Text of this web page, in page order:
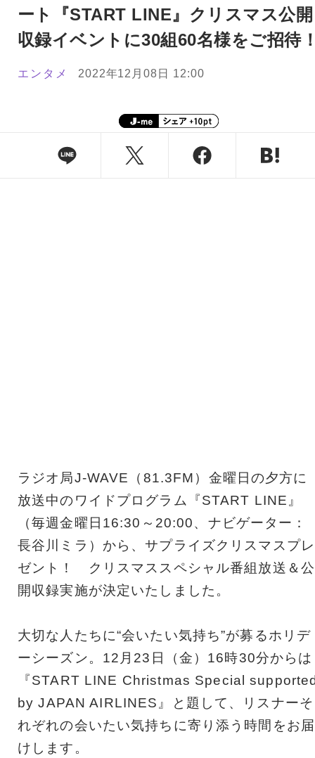
ート『START LINE』クリスマス公開
収録イベントに30組60名様をご招待
エンタメ 2022年12月08日 12:00
ラジオ局J-WAVE（81.3FM）金曜日の夕方に
放送中のワイドプログラム『START LINE』
（毎週金曜日16:30～20:00、ナビゲーター：
長谷川ミラ）から、サプライズクリスマスプレ
ゼント！ クリスマススペシャル番組放送＆公
開収録実施が決定いたしました。
大切な人たちに“会いたい気持ち”が募るホリデ
ーシーズン。12月23日（金）16時30分からは
『START LINE Christmas Special
by JAPAN AIRLINES』と題して、リスナーそ
れぞれの会いたい気持ちに寄り添う時間をお届
けします。